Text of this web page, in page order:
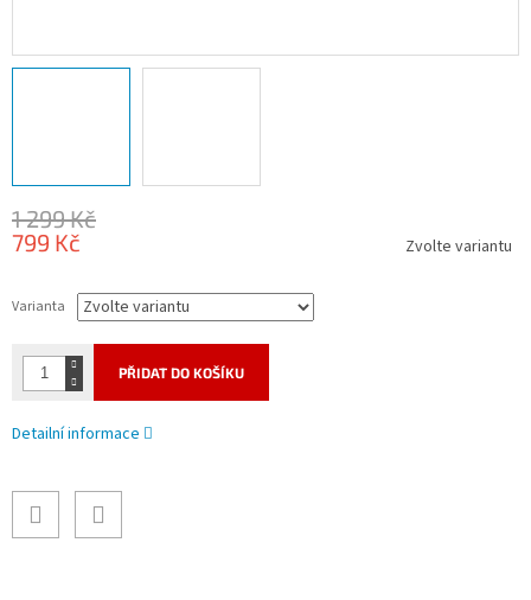
1 299 Kč
799 Kč
cena:
Zvolte variantu
Varianta
PŘIDAT DO KOŠÍKU
Detailní informace